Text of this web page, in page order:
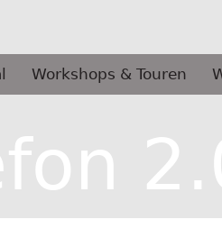
Workshops & Touren